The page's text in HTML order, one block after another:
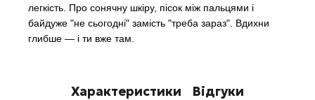
легкість. Про сонячну шкіру, пісок між пальцями і
байдуже "не сьогодні" замість "треба зараз". Вдихни
глибше — і ти вже там.
Характеристики Відгуки